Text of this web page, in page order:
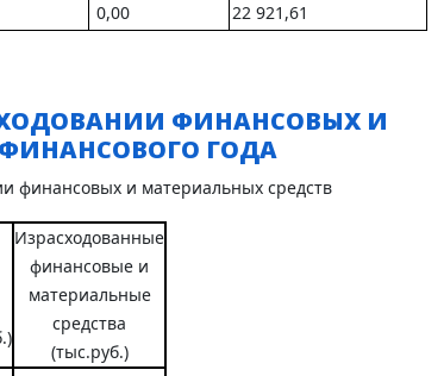
0,00 22 921,61
ФИНАНСОВЫХ И
ГОДА
финансовых и материальных средств
Израсходованные
финансовые и
материальные
средства
(тыс.руб.)